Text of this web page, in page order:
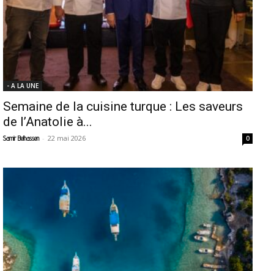
- A LA UNE
Semaine de la cuisine turque : Les saveurs
de l’Anatolie à...
Samir Belhassen - 22 mai 2026 0